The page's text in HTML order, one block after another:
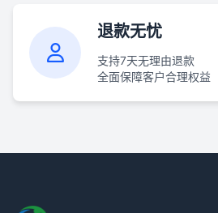
退款无忧
支持7天无理由退款
全面保障客户合理权益